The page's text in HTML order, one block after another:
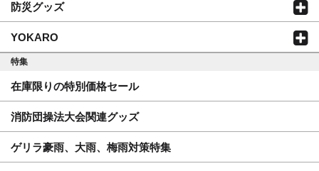
防災グッズ
YOKARO
特集
在庫限りの特別価格セール
消防団操法大会関連グッズ
ゲリラ豪雨、大雨、梅雨対策特集